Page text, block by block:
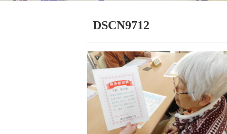
DSCN9712